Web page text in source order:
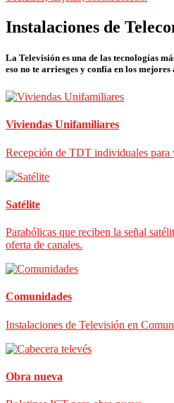
Instalaciones de
La Televisión es una de las tecnologías
eso no te arriesges y confía en los
Viviendas Unifamiliares
Recepción de TDT individuales para
Satélite
Parabólicas que reciben la señal
oferta de canales.
Comunidades
Instalaciones de Televisión en
Obra nueva